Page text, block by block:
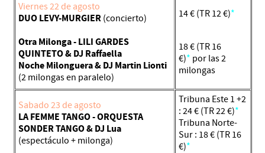
Viernes 22 de agosto
DUO LEVY-MURGIER (concierto)
Otra Milonga - LILI GARDES
QUINTETO & DJ Raffaella
Noche Milonguera & DJ Martin Lionti
(2 milongas en paralelo)
14 € (TR 12 €)*
18 € (TR 16
€)* por las 2
milongas
Sabado 23 de agosto
LA FEMME TANGO - ORQUESTA
SONDER TANGO & DJ Lua
(espectáculo + milonga)
Tribuna Este 1 +2
: 24 € (TR 22 €)*
Tribuna Norte-
Sur : 18 € (TR 16
€)*